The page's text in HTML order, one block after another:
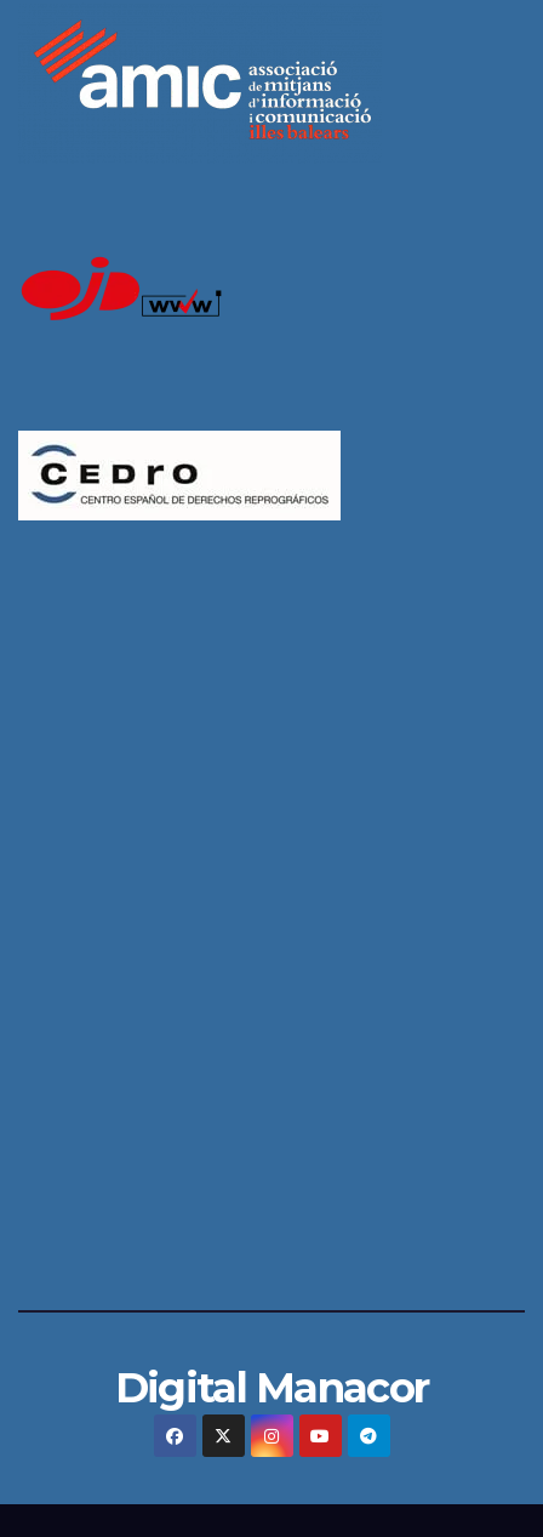
Digital Manacor